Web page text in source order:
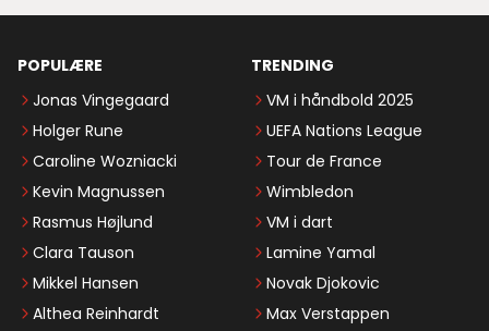
POPULÆRE
Jonas Vingegaard
Holger Rune
Caroline Wozniacki
Kevin Magnussen
Rasmus Højlund
Clara Tauson
Mikkel Hansen
Althea Reinhardt
TRENDING
VM i håndbold 2025
UEFA Nations League
Tour de France
Wimbledon
VM i dart
Lamine Yamal
Novak Djokovic
Max Verstappen